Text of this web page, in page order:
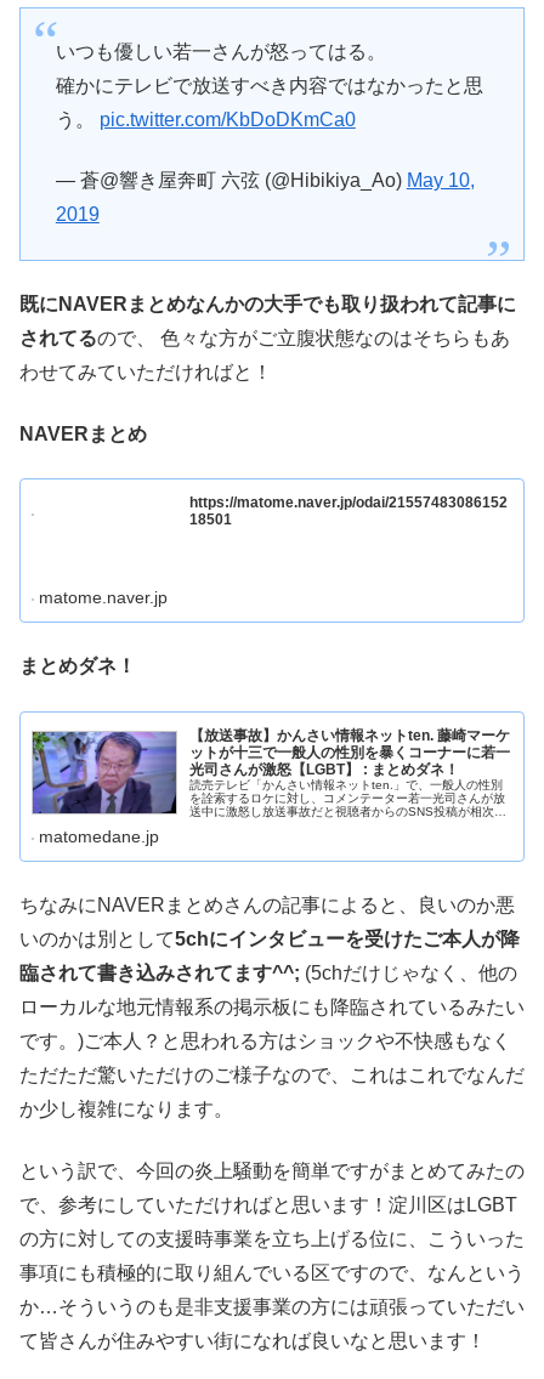
いつも優しい若一さんが怒ってはる。
確かにテレビで放送すべき内容ではなかったと思
う。 pic.twitter.com/KbDoDKmCa0
— 蒼@響き屋奔町 六弦 (@Hibikiya_Ao) May 10,
2019
既にNAVERまとめなんかの大手でも取り扱われて記事に
されてるので、 色々な方がご立腹状態なのはそちらもあ
わせてみていただければと！
NAVERまとめ
https://matome.naver.jp/odai/21557483086152
18501
matome.naver.jp
まとめダネ！
【放送事故】かんさい情報ネットten. 藤崎マーケ
ットが十三で一般人の性別を暴くコーナーに若一
光司さんが激怒【LGBT】 : まとめダネ！
読売テレビ「かんさい情報ネットten.」で、一般人の性別
を詮索するロケに対し、コメンテーター若一光司さんが放
送中に激怒し放送事故だと視聴者からのSNS投稿が相次…
matomedane.jp
ちなみにNAVERまとめさんの記事によると、良いのか悪
いのかは別として5chにインタビューを受けたご本人が降
臨されて書き込みされてます^^; (5chだけじゃなく、他の
ローカルな地元情報系の掲示板にも降臨されているみたい
です。)ご本人？と思われる方はショックや不快感もなく
ただただ驚いただけのご様子なので、これはこれでなんだ
か少し複雑になります。
という訳で、今回の炎上騒動を簡単ですがまとめてみたの
で、参考にしていただければと思います！淀川区はLGBT
の方に対しての支援時事業を立ち上げる位に、こういった
事項にも積極的に取り組んでいる区ですので、なんという
か…そういうのも是非支援事業の方には頑張っていただい
て皆さんが住みやすい街になれば良いなと思います！